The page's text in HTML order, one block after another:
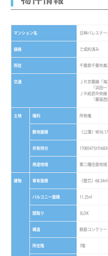
マンション名 日神パレステ
価格 ご成約済み
所在 千葉県千葉市美
交通
ＪＲ京葉線『
「浜田一丁
ＪＲ総武中央
「幕張西第
土地 権利 所有権
敷地面積 《公簿》
共有持分 1708547分の
用途地域 第二種住居地域
建物 専有面積 《壁芯》68.34㎡
バルコニー面積 11.25㎡
間取り 3LDK
構造 鉄筋コンクリー
所在階 7階